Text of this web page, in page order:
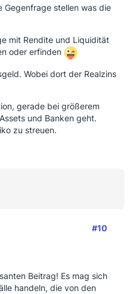
Gegenfrage stellen was die
mit Rendite und Liquidität
oder erfinden
Wobei dort der Realzins
gerade bei größerem
und Banken geht.
zu streuen.
#10
Beitrag! Es mag sich
handeln, die von den